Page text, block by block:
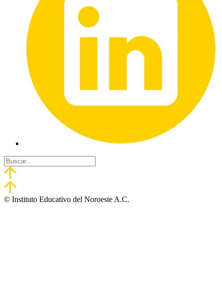
© Instituto Educativo del Noroeste A.C.